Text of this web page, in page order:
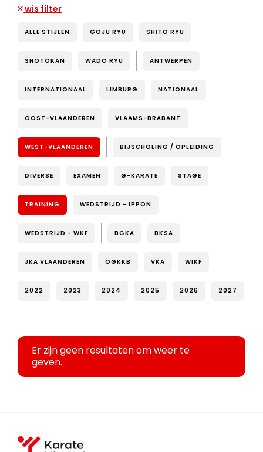
wis filter
ALLE STIJLEN GOJU RYU SHITO RYU
SHOTOKAN WADO RYU ANTWERPEN
INTERNATIONAAL LIMBURG NATIONAAL
OOST-VLAANDEREN VLAAMS-BRABANT
WEST-VLAANDEREN BIJSCHOLING / OPLEIDING
DIVERSE EXAMEN G-KARATE STAGE
TRAINING WEDSTRIJD - IPPON
WEDSTRIJD - WKF BGKA BKSA
JKA VLAANDEREN OGKKB VKA WIKF
2022 2023 2024 2025 2026 2027
Er zijn geen resultaten om weer te
geven.